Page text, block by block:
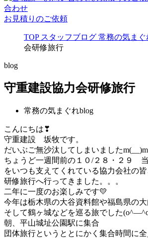
合わせ
お見積りのご依頼
TOP スタッフブログ 常務の気まぐ
会研修旅行
blog
守重建設協力会研修旅行
常務の気まぐれblog
こんにちは❣
守重建設 坂牧です。
だいぶご無沙汰してしまいましたm(__)m
ちょうど一週間前の１０/２８・２９
をいつも支えてくれている協力会社の皆
研修旅行へ行ってきました。。。
二年に一度のお楽しみです💛
今年は栃木県の大谷資料館や福島県の
そして鶴ヶ城などを巡る旅でした
朝、平山城址公園駅に集合
団体旅行というととにかく集合時間に